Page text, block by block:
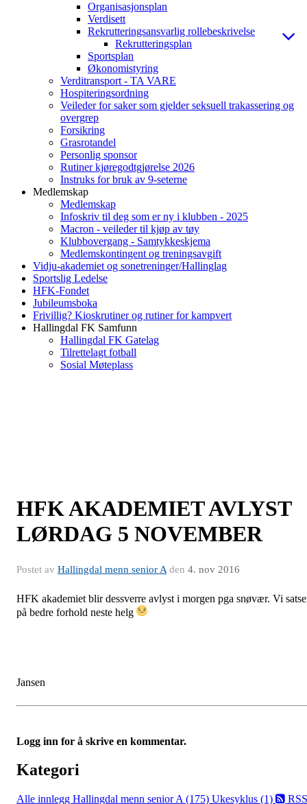
Organisasjonsplan
Verdisett
Rekrutteringsansvarlig rollebeskrivelse
Rekrutteringsplan
Sportsplan
Økonomistyring
Verditransport - TA VARE
Hospiteringsordning
Veileder for saker som gjelder seksuell trakassering og
overgrep
Forsikring
Grasrotandel
Personlig sponsor
Rutiner kjøregodtgjørelse 2026
Instruks for bruk av 9-seterne
Medlemskap
Medlemskap
Infoskriv til deg som er ny i klubben - 2025
Macron - veileder til kjøp av tøy
Klubbovergang - Samtykkeskjema
Medlemskontingent og treningsavgift
Vidju-akademiet og sonetreninger/Hallinglag
Sportslig Ledelse
HFK-Fondet
Jubileumsboka
Frivillig? Kioskrutiner og rutiner for kampvert
Hallingdal FK Samfunn
Hallingdal FK Gatelag
Tilrettelagt fotball
Sosial Møteplass
HFK AKADEMIET AVLYST
LØRDAG 5 NOVEMBER
Postet av Hallingdal menn senior A den 4. nov 2016
HFK akademiet blir dessverre avlyst i morgen pga snøvær. Vi
på bedre forhold neste helg
Jansen
Logg inn for å skrive en kommentar.
Kategori
Alle innlegg Hallingdal menn senior A (175) Ukesyklus (1) RSS